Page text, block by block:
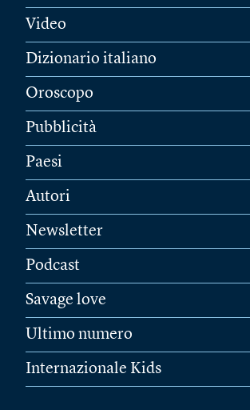
Video
Dizionario italiano
Oroscopo
Pubblicità
Paesi
Autori
Newsletter
Podcast
Savage love
Ultimo numero
Internazionale Kids